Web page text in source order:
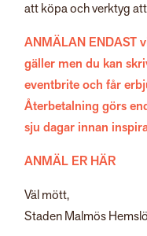
att köpa och verktyg
ANMÄLAN ENDAST
gäller men du kan
eventbrite och får
Återbetalning görs
sju dagar innan
ANMÄL ER HÄR
Väl mött,
Staden Malmös